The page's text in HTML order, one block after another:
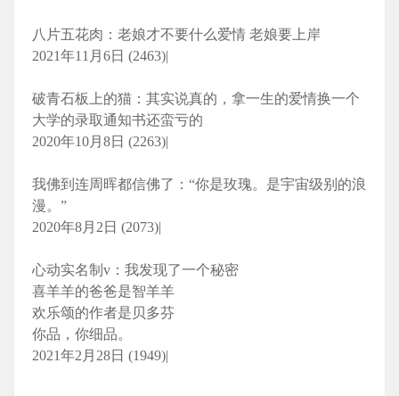
八片五花肉：老娘才不要什么爱情 老娘要上岸
2021年11月6日 (2463)|
破青石板上的猫：其实说真的，拿一生的爱情换一个
大学的录取通知书还蛮亏的
2020年10月8日 (2263)|
我佛到连周晖都信佛了：“你是玫瑰。是宇宙级别的浪
漫。”
2020年8月2日 (2073)|
心动实名制v：我发现了一个秘密
喜羊羊的爸爸是智羊羊
欢乐颂的作者是贝多芬
你品，你细品。
2021年2月28日 (1949)|